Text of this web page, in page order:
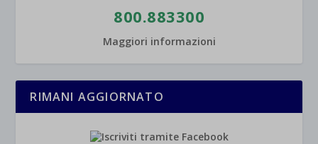
800.883300
Maggiori informazioni
RIMANI AGGIORNATO